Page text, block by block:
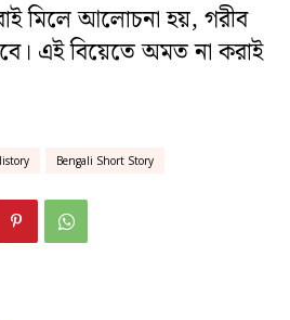
মিলে আলোচনা হয়, গরীব
এই বিয়েতে অমত না করাই
Bengali Short Story